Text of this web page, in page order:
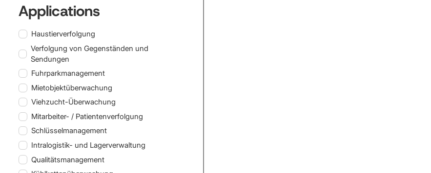
Applications
Haustierverfolgung
Verfolgung von Gegenständen und
Sendungen
Fuhrparkmanagement
Mietobjektüberwachung
Viehzucht-Überwachung
Mitarbeiter- / Patientenverfolgung
Schlüsselmanagement
Intralogistik- und Lagerverwaltung
Qualitätsmanagement